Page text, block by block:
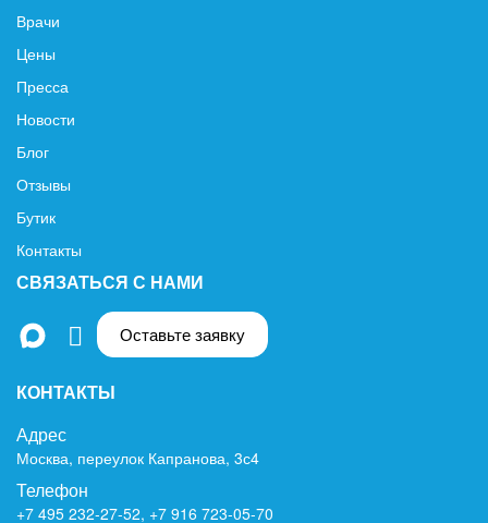
Врачи
Цены
Пресса
Новости
Блог
Отзывы
Бутик
Контакты
СВЯЗАТЬСЯ С НАМИ
Оставьте заявку
КОНТАКТЫ
Адрес
Москва, переулок Капранова, 3с4
Телефон
+7 495 232-27-52, +7 916 723-05-70